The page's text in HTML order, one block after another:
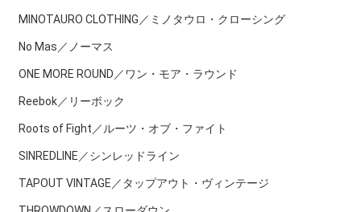
MINOTAURO CLOTHING／ミノタウロ・クローシング
No Mas／ノーマス
ONE MORE ROUND／ワン・モア・ラウンド
Reebok／リーボック
Roots of Fight／ルーツ・オブ・ファイト
SINREDLINE／シンレッドライン
TAPOUT VINTAGE／タップアウト・ヴィンテージ